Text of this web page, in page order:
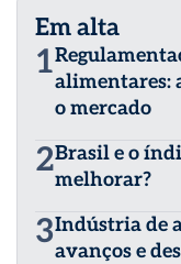
Em alta
1alimentares:
o mercado
2Brasil e o
melhorar?
3Indústria de
avanços e